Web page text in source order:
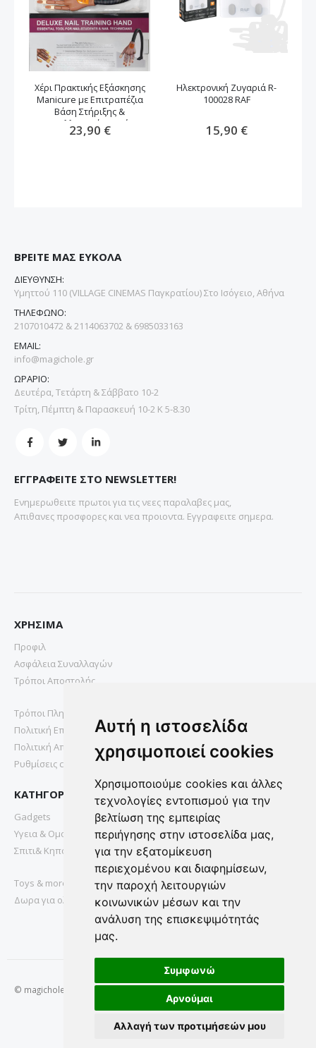
Αυτή η ιστοσελίδα
χρησιμοποιεί cookies
Χρησιμοποιούμε cookies και άλλες
τεχνολογίες εντοπισμού για την
βελτίωση της εμπειρίας
περιήγησης στην ιστοσελίδα μας,
για την εξατομίκευση
περιεχομένου και διαφημίσεων,
την παροχή λειτουργιών
κοινωνικών μέσων και την
ανάλυση της επισκεψιμότητάς
μας.
Συμφωνώ
Αρνούμαι
Αλλαγή των προτιμήσεών μου
Χέρι Πρακτικής Εξάσκησης
Manicure με Επιτραπέζια
Βάση Στήριξης &
Ανταλλακτικά Νυχιών
23,90 €
Ηλεκτρονική Ζυγαριά R-
100028 RAF
15,90 €
ΒΡΕΙΤΕ ΜΑΣ ΕΥΚΟΛΑ
ΔΙΕΥΘΥΝΣΗ:
Υμηττού 110 (VILLAGE CINEMAS Παγκρατίου) Στο Ισόγειο, Αθήνα
ΤΗΛΕΦΩΝΟ:
2107010472 & 2114063702 & 6985033163
EMAIL:
info@magichole.gr
ΩΡΑΡΙΟ:
Δευτέρα, Τετάρτη & Σάββατο 10-2
Τρίτη, Πέμπτη & Παρασκευή 10-2 Κ 5-8.30
ΕΓΓΡΑΦΕΙΤΕ ΣΤΟ NEWSLETTER!
Ενημερωθειτε πρωτοι για τις νεες παραλαβες μας,
Απιθανες προσφορες και νεα προιοντα. Εγγραφειτε σημερα.
ΧΡΗΣΙΜΑ
Προφιλ
Ασφάλεια Συναλλαγών
Τρόποι Αποστολής
Τρόποι Πληρωμής
Πολιτική Επιστροφών
Πολιτική Απορρήτου
Ρυθμίσεις cookies
ΚΑΤΗΓΟΡΙΕΣ
Gadgets
Υγεια & Ομορφια
Σπιτι& Κηπος
Toys & more
Δωρα για ολους
© magichole.gr 2022. All Rights Reserved.